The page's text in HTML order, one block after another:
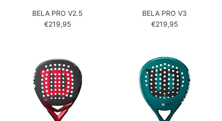
BELA PRO V2.5
Reguliere prijs
€219,95
BELA PRO V3
Reguliere prijs
€219,95